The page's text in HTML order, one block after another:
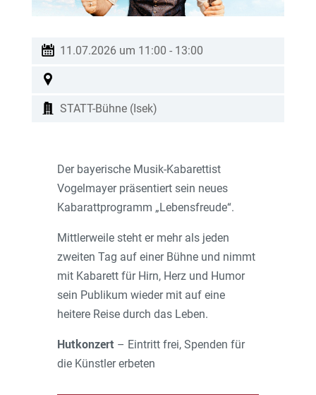
11.07.2026 um 11:00 - 13:00
STATT-Bühne (Isek)
Der bayerische Musik-Kabarettist
Vogelmayer präsentiert sein neues
Kabarattprogramm „Lebensfreude“.
Mittlerweile steht er mehr als jeden
zweiten Tag auf einer Bühne und nimmt
mit Kabarett für Hirn, Herz und Humor
sein Publikum wieder mit auf eine
heitere Reise durch das Leben.
Hutkonzert – Eintritt frei, Spenden für
die Künstler erbeten